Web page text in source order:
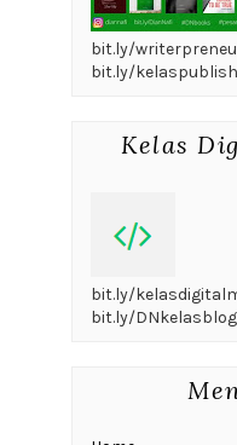
bit.ly/
bit.ly/
Kelas
bit.ly/
bit.ly/